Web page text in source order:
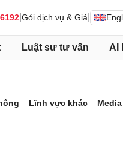
Gói dịch vụ & Giá
Luật sư tư vấn AI
Lĩnh vực khác